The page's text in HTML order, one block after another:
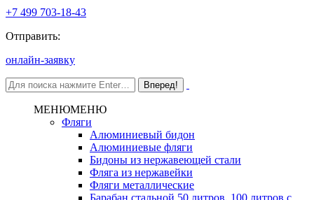
+7 499 703-18-43
Отправить:
онлайн-заявку
МЕНЮМЕНЮ
Фляги
Алюминиевый бидон
Алюминиевые фляги
Бидоны из нержавеющей стали
Фляга из нержавейки
Фляги металлические
Барабан стальной 50 литров, 100 литров с